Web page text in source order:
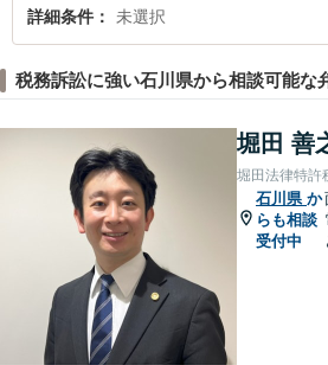
相談者さんにおすすめです。
詳細条件 未選択
税務訴訟に強い石川県から相談可能な
堀田 善
堀田法律特許
石川県 か
らも相談
受付中